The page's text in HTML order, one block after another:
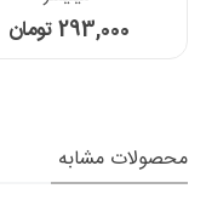
293,000 تومان
محصولات مشابه